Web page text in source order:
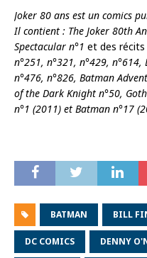
Joker 80 ans est un comics
Il contient : The Joker 80th
Spectacular n°1 et des
n°251, n°321, n°429, n°614,
n°476, n°826, Batman
of the Dark Knight n°50,
n°1 (2011) et Batman n°17
BATMAN BILL
DC COMICS DENNY